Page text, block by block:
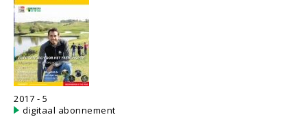
2017 - 5
digitaal abonnement